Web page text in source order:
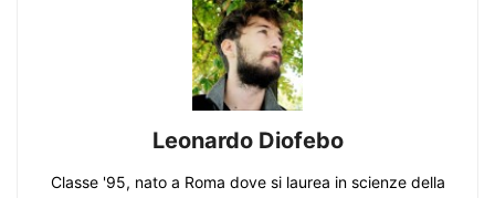
Leonardo Diofebo
Classe '95, nato a Roma dove si laurea in scienze della